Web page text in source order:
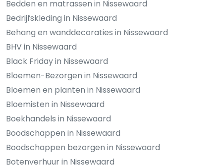
Bedden en matrassen in Nissewaard
Bedrijfskleding in Nissewaard
Behang en wanddecoraties in Nissewaard
BHV in Nissewaard
Black Friday in Nissewaard
Bloemen-Bezorgen in Nissewaard
Bloemen en planten in Nissewaard
Bloemisten in Nissewaard
Boekhandels in Nissewaard
Boodschappen in Nissewaard
Boodschappen bezorgen in Nissewaard
Botenverhuur in Nissewaard